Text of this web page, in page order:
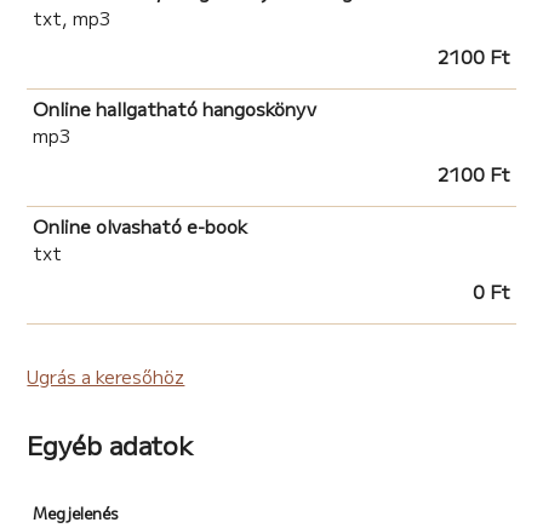
txt, mp3
2100 Ft
Online hallgatható hangoskönyv
mp3
2100 Ft
Online olvasható e-book
txt
0 Ft
Ugrás a keresőhöz
Egyéb adatok
Megjelenés